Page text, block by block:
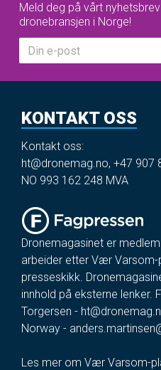
Meld deg på vårt
dronebransjen i Norge!
KONTAKT OSS
Kontakt oss:
ht@dronemag.no, +47 907
NO 993 162 248 MVA
Dronemagasinet er
arbeider etter Vær
presseskikk.
innhold på eksterne lenker.
Torgersen -
Norway -
Les mer om Vær Varsom-